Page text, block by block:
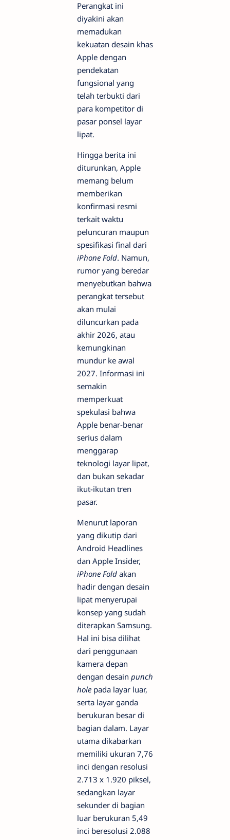
Perangkat ini
diyakini akan
memadukan
kekuatan desain khas
Apple dengan
pendekatan
fungsional yang
telah terbukti dari
para kompetitor di
pasar ponsel layar
lipat.
Hingga berita ini
diturunkan, Apple
memang belum
memberikan
konfirmasi resmi
terkait waktu
peluncuran maupun
spesifikasi final dari
iPhone Fold. Namun,
rumor yang beredar
menyebutkan bahwa
perangkat tersebut
akan mulai
diluncurkan pada
akhir 2026, atau
kemungkinan
mundur ke awal
2027. Informasi ini
semakin
memperkuat
spekulasi bahwa
Apple benar-benar
serius dalam
menggarap
teknologi layar lipat,
dan bukan sekadar
ikut-ikutan tren
pasar.
Menurut laporan
yang dikutip dari
Android Headlines
dan Apple Insider,
iPhone Fold akan
hadir dengan desain
lipat menyerupai
konsep yang sudah
diterapkan Samsung.
Hal ini bisa dilihat
dari penggunaan
kamera depan
dengan desain punch
hole pada layar luar,
serta layar ganda
berukuran besar di
bagian dalam. Layar
utama dikabarkan
memiliki ukuran 7,76
inci dengan resolusi
2.713 x 1.920 piksel,
sedangkan layar
sekunder di bagian
luar berukuran 5,49
inci beresolusi 2.088